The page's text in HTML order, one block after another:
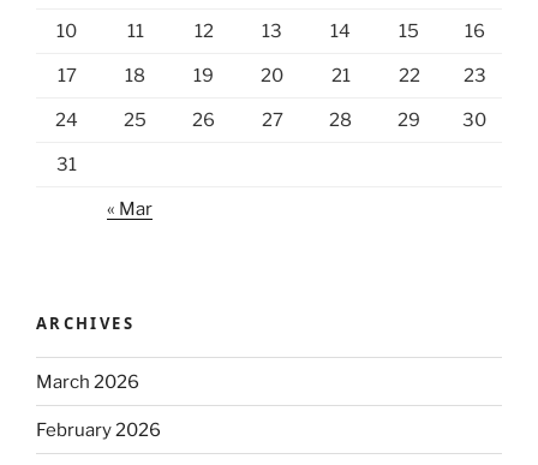
10 11 12 13 14 15 16
17 18 19 20 21 22 23
24 25 26 27 28 29 30
31
« Mar
ARCHIVES
March 2026
February 2026